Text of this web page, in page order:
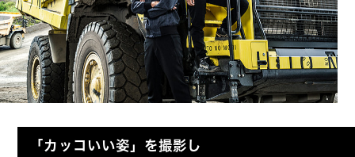
「カッコいい姿」を撮影し